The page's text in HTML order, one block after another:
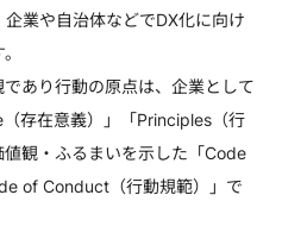
業や自治体などでDX化に向け
あり行動の原点は、企業として
存在意義）」「Principles（行
観・ふるまいを示した「Code
of Conduct（行動規範）」で